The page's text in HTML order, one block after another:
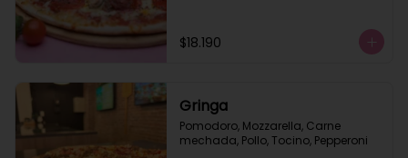
$18.190
Gringa
Pomodoro, Mozzarella, Carne
mechada, Pollo, Tocino, Pepperoni